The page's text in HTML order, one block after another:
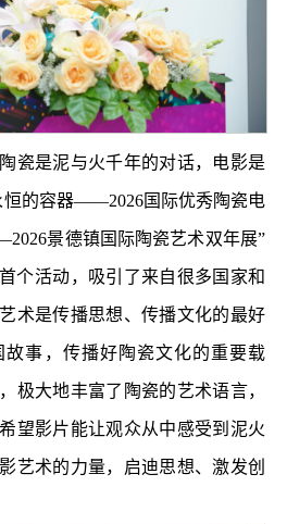
瓷是泥与火千年的对话，电影是
恒的容器——2026国际优秀陶瓷电
景德镇国际陶瓷艺术双年展”
个活动，吸引了来自很多国家和
术是传播思想、传播文化的最好
事，传播好陶瓷文化的重要载
极大地丰富了陶瓷的艺术语言，
望影片能让观众从中感受到泥火
艺术的力量，启迪思想、激发创